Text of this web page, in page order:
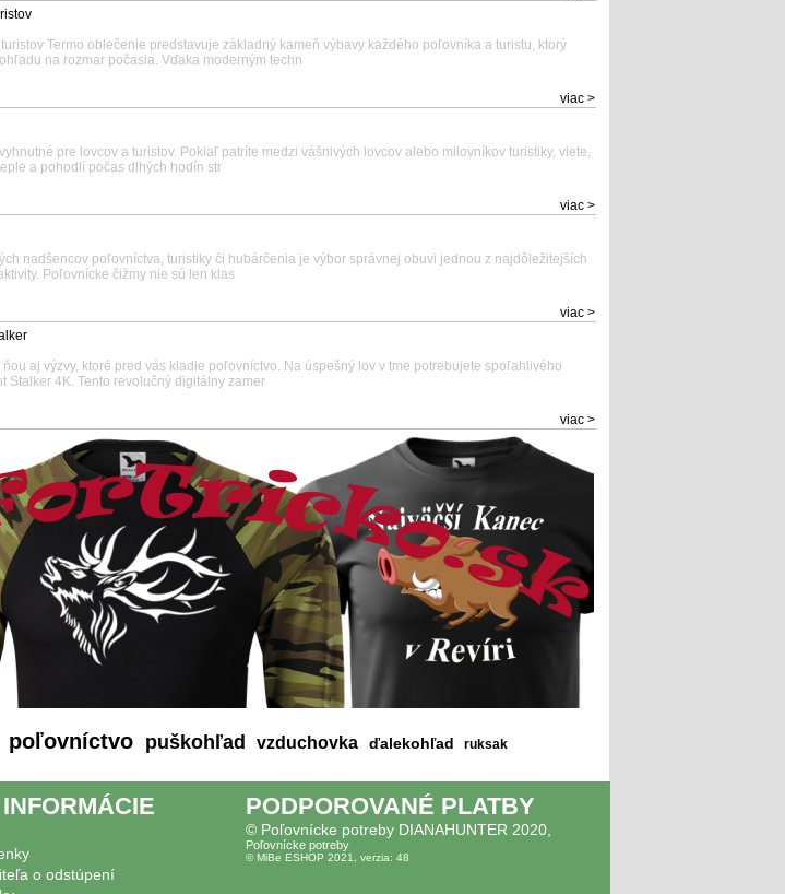
Termo oblečenie predstavuje základný kameň výbavy každého poľovníka a turistu, ktorý
na rozmar počasia. Vďaka moderným techn
viac >
pre lovcov a turistov. Pokiaľ patríte medzi vášnivých lovcov alebo milovníkov turistiky, viete,
a pohodlí počas dlhých hodín str
viac >
nadšencov poľovníctva, turistiky či hubárčenia je výbor správnej obuvi jednou z najdôležitejších
Poľovnícke čižmy nie sú len klas
viac >
aj výzvy, ktoré pred vás kladie poľovníctvo. Na úspešný lov v tme potrebujete spoľahlivého
Stalker 4K. Tento revolučný digitálny zamer
viac >
poľovníctvo puškohľad vzduchovka ďalekohľad ruksak
o odstúpení
PODPOROVANÉ PLATBY
© Poľovnícke potreby DIANAHUNTER 2020,
Poľovnícke potreby
© MiBe ESHOP 2021, verzia: 48